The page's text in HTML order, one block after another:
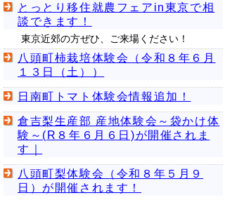
とっとり移住就農フェアin東京で相
談できます！
東京近郊の方ぜひ、ご来場ください！
八頭町柿栽培体験会（令和８年６月
１３日（土））
日南町トマト体験会情報追加！
倉吉梨生産部 産地体験会～袋かけ体
験～(R８年６月６日)が開催されま
す｜
八頭町梨体験会（令和８年５月９
日）が開催されます！